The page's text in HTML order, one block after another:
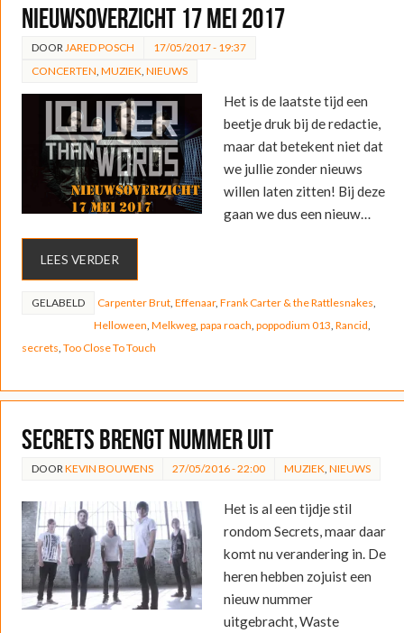
Nieuwsoverzicht 17 mei 2017
DOOR JARED POSCH
17/05/2017 - 19:37
CONCERTEN MUZIEK NIEUWS
Het is de laatste tijd een
beetje druk bij de redactie,
maar dat betekent niet dat
we jullie zonder nieuws
willen laten zitten! Bij deze
gaan we dus een nieuw…
LEES VERDER
GELABELD Carpenter Brut, Effenaar, Frank Carter & the Rattlesnakes
Helloween Melkweg, papa roach poppodium 013 Rancid
secrets Too Close To Touch
Secrets brengt nummer uit
DOOR KEVIN BOUWENS 27/05/2016 - 22:00 MUZIEK NIEUWS
Het is al een tijdje stil
rondom Secrets, maar daar
komt nu verandering in. De
heren hebben zojuist een
nieuw nummer
uitgebracht, Waste